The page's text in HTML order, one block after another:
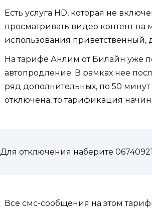
Есть услуга HD, которая не
просматривать видео контент
использования приветственный,
На тарифе Анлим от Билайн уже
автопродление. В рамках нее
ряд дополнительных, по 50
отключена, то тарификация
Для отключения наберите 06740921
Все смс-сообщения на этом